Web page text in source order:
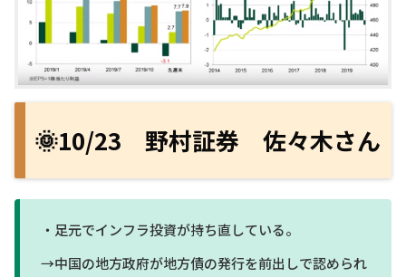
🌞10/23 野村証券 佐々木さん
・足元でインフラ投資が持ち直している。
→中国の地方政府が地方債の発行を前出しで認められ